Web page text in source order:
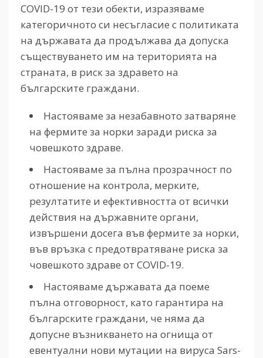
COVID-19 от тези обекти, изразяваме
категоричното си несъгласие с политиката
на държавата да продължава да допуска
съществуването им на територията на
страната, в риск за здравето на
българските граждани.
Настояваме за незабавното затваряне
на фермите за норки заради риска за
човешкото здраве.
Настояваме за пълна прозрачност по
отношение на контрола, мерките,
резултатите и ефективността от всички
действия на държавните органи,
извършени досега във фермите за норки,
във връзка с предотвратяване риска за
човешкото здраве от COVID-19.
Настояваме държавата да поеме
пълна отговорност, като гарантира на
българските граждани, че няма да
допусне възникването на огнища от
евентуални нови мутации на вируса Sars-